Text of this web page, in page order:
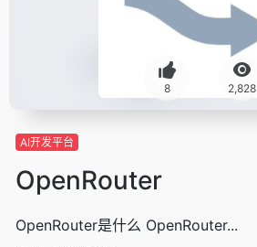
8 2,828
AI开发平台
OpenRouter
OpenRouter是什么 OpenRouter...